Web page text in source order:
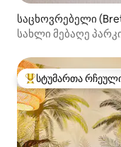
საცხოვრებელი
სახლი მებაღე
სტუმართა რჩეული
სტუმართა